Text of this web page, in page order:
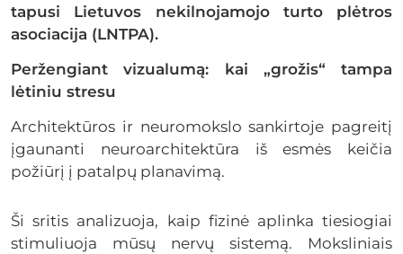
tapusi Lietuvos nekilnojamojo turto plėtros
asociacija (LNTPA).
Peržengiant vizualumą: kai „grožis“ tampa
lėtiniu stresu
Architektūros ir neuromokslo sankirtoje pagreitį
įgaunanti neuroarchitektūra iš esmės keičia
požiūrį į patalpų planavimą.
Ši sritis analizuoja, kaip fizinė aplinka tiesiogiai
stimuliuoja mūsų nervų sistemą. Moksliniais